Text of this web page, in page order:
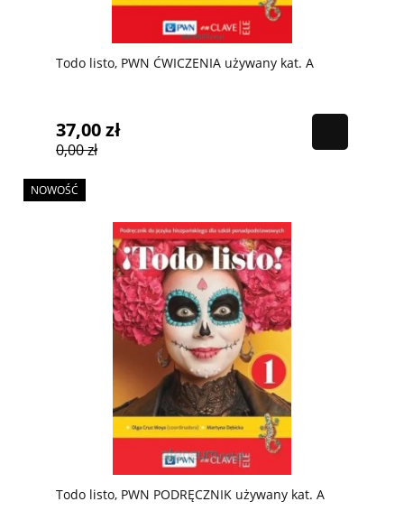
Todo listo, PWN ĆWICZENIA używany kat. A
37,00 zł
0,00 zł
Todo listo, PWN PODRĘCZNIK używany kat. A
NOWOŚĆ